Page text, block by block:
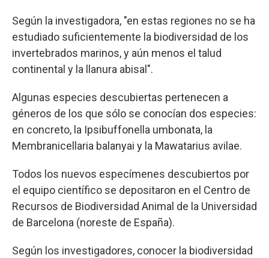
Según la investigadora, "en estas regiones no se ha
estudiado suficientemente la biodiversidad de los
invertebrados marinos, y aún menos el talud
continental y la llanura abisal".
Algunas especies descubiertas pertenecen a
géneros de los que sólo se conocían dos especies:
en concreto, la Ipsibuffonella umbonata, la
Membranicellaria balanyai y la Mawatarius avilae.
Todos los nuevos especímenes descubiertos por
el equipo científico se depositaron en el Centro de
Recursos de Biodiversidad Animal de la Universidad
de Barcelona (noreste de España).
Según los investigadores, conocer la biodiversidad